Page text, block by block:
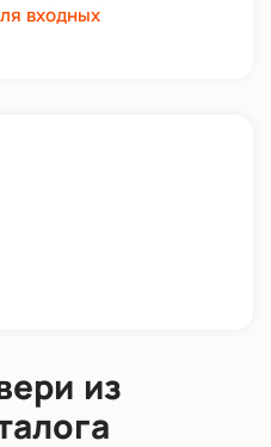
входных
из